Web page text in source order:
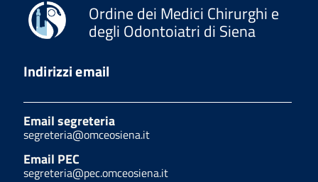
Ordine dei Medici Chirurghi e
degli Odontoiatri di Siena
Indirizzi email
Email segreteria
segreteria@omceosiena.it
Email PEC
segreteria@pec.omceosiena.it